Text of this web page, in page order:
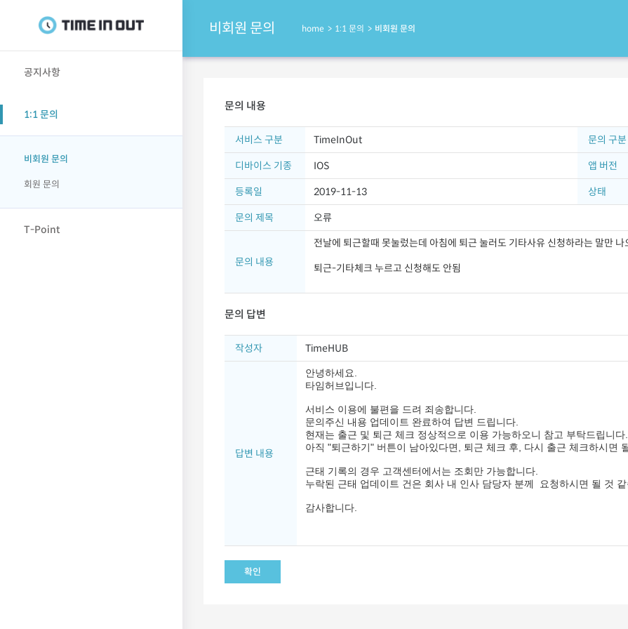
공지사항
1:1 문의
비회원 문의
회원 문의
T-Point
비회원 문의 home 1:1 문의 비회원 문의
문의 내용
서비스 구분 TimeInOut 문의 구분
디바이스 기종 IOS 앱 버전
등록일 2019-11-13 상태
문의 제목 오류
문의 내용
전날에 퇴근할때 못눌렀는데 아침에 퇴근 눌러도 기타사유 신청하라는 말만 나
퇴근-기타체크 누르고 신청해도 안됨
문의 답변
작성자 TimeHUB
답변 내용
안녕하세요.
타임허브입니다.
서비스 이용에 불편을 드려 죄송합니다.
문의주신 내용 업데이트 완료하여 답변 드립니다.
현재는 출근 및 퇴근 체크 정상적으로 이용 가능하오니 참고 부탁드립니다.
아직 "퇴근하기" 버튼이 남아있다면, 퇴근 체크 후, 다시 출근 체크하시면
근태 기록의 경우 고객센터에서는 조회만 가능합니다.
누락된 근태 업데이트 건은 회사 내 인사 담당자 분께 요청하시면 될 것 같
감사합니다.
확인